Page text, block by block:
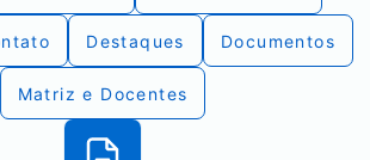
Destaques Documentos
Matriz e Docentes